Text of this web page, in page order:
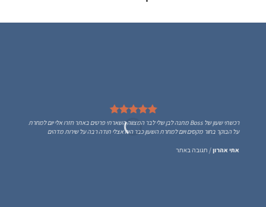
רכשתי שעון של Boss מתנה לבן שלי לבר המצווה השארתי פרטים באתר חזרו אלי יום למחרת
על הבוקר בחור מקסים ויום למחרת השעון כבר היה אצלי תודה רבה על שירות מדהים
אתי אהרון/ תגובה באתר